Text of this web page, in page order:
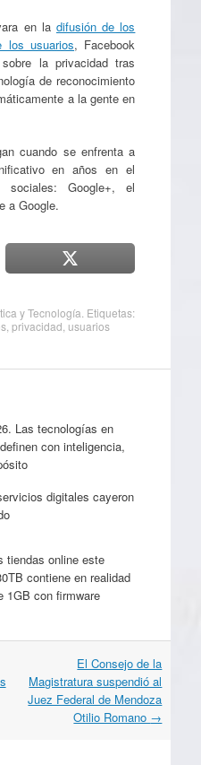
en la difusión de los
los usuarios, Facebook
la privacidad tras
de reconocimiento
a la gente en
cuando se enfrenta a
en años en el
Google+, el
a Google.
y Tecnología . Etiquetas:
, privacidad usuarios
Las tecnologías en
con inteligencia,
digitales cayeron
tiendas online este
contiene en realidad
1GB con firmware
El Consejo de la
Magistratura suspendió al
Juez Federal de Mendoza
Otilio Romano →